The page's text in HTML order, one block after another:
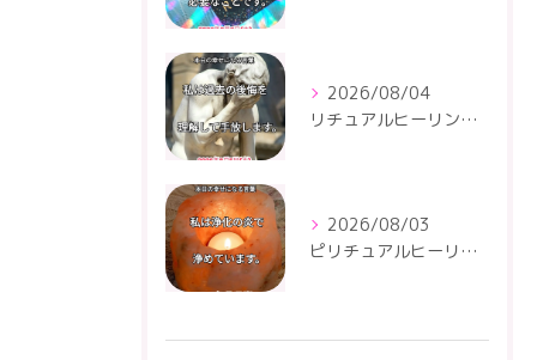
2026/08/04
リチュアルヒーリングセンター
2026/08/03
ピリチュアルヒーリングセンター